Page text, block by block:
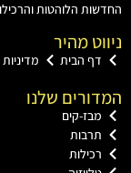
הלוהטות והרכילות
מהיר
הבית מדיניות
שלנו
קים